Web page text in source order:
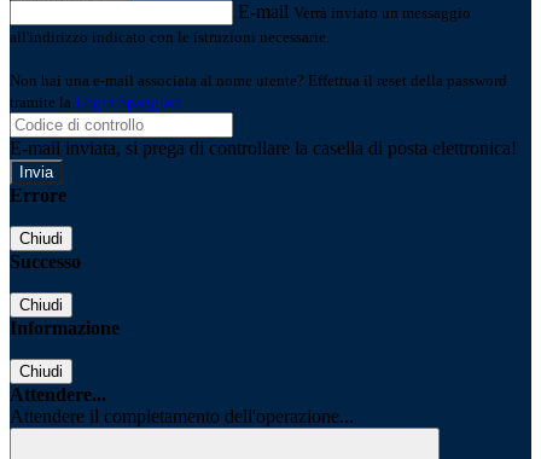
E-mail Verrà inviato un messaggio
all'indirizzo indicato con le istruzioni necessarie.
Non hai una e-mail associata al nome utente? Effettua il reset della password
tramite la Login Spaggiari
E-mail inviata, si prega di controllare la casella di posta elettronica!
Errore
Chiudi
Successo
Chiudi
Informazione
Chiudi
Attendere...
Attendere il completamento dell'operazione...